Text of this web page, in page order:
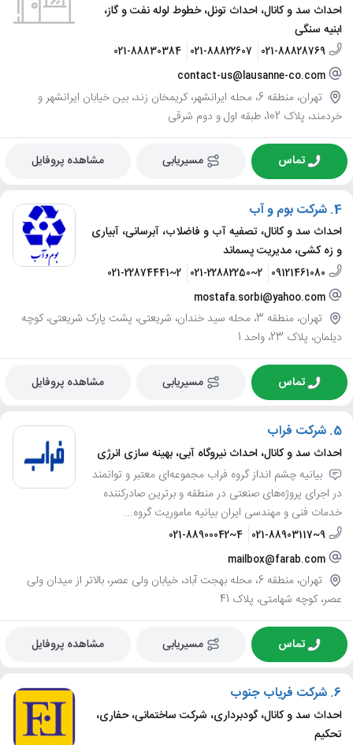
احداث سد و کانال، احداث تونل، خطوط لوله نفت و گاز،
ابنیه سنگی
021-88828769
021-88822607
021-88830384
contact-us@lausanne-co.com
تهران، منطقه 6، محله ایرانشهر، کریمخان زند، بین خیابان ایرانشهر و
خردمند، پلاک 102، طبقه اول و دوم شرقی
تماس مسیریابی مشاهده پروفایل
4. شرکت بوم و آب
احداث سد و کانال، تصفیه آب و فاضلاب، آبرسانی، آبیاری
و زه کشی، مدیریت پسماند
09121461080
021-22882250~2
021-22874441~2
mostafa.sorbi@yahoo.com
تهران، منطقه 3، محله سید خندان، شریعتی، پشت پارک شریعتی، کوچه
دیلمان، پلاک 23، واحد 1
تماس مسیریابی مشاهده پروفایل
5. شرکت فراب
احداث سد و کانال، احداث نیروگاه آبی، بهینه سازی انرژی
بیانیه چشم انداز گروه فراب مجموعه‌ای معتبر و توانمند
در اجرای پروژه‌های صنعتی در منطقه و برترین صادرکننده
خدمات فنی و مهندسی ایران بیانیه ماموریت گروه...
021-88903117~9
021-88900042~4
mailbox@farab.com
تهران، منطقه 6، محله بهجت آباد، خیابان ولی عصر، بالاتر از میدان ولی
عصر، کوچه شهامتی، پلاک 41
تماس مسیریابی مشاهده پروفایل
6. شرکت فریاب جنوب
احداث سد و کانال، گودبرداری، شرکت ساختمانی، حفاری،
تحکیم